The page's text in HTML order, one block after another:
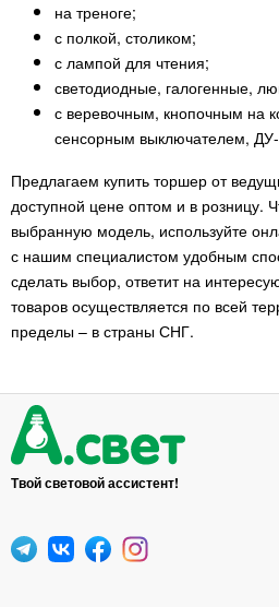
на треноге;
с полкой, столиком;
с лампой для чтения;
светодиодные, галогенные,
с веревочным, кнопочным на
сенсорным выключателем,
Предлагаем купить торшер от
доступной цене оптом и в розницу.
выбранную модель, используйте
с нашим специалистом удобным
сделать выбор, ответит на
товаров осуществляется по всей
пределы – в страны СНГ.
Твой световой ассистент!